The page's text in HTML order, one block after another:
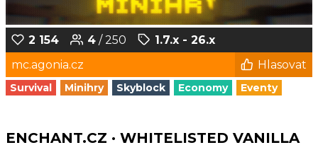
2 154 4 / 250
1.7.x - 26.x
mc.agonia.cz
Hlasovat
Survival Minihry Skyblock Economy Eventy
ENCHANT.CZ · WHITELISTED VANILLA